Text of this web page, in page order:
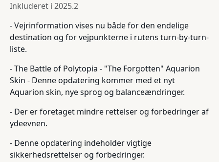
Inkluderet i 2025.2
- Vejrinformation vises nu både for den endelige
destination og for vejpunkterne i rutens turn-by-turn-
liste.
- The Battle of Polytopia - "The Forgotten" Aquarion
Skin - Denne opdatering kommer med et nyt
Aquarion skin, nye sprog og balanceændringer.
- Der er foretaget mindre rettelser og forbedringer af
ydeevnen.
- Denne opdatering indeholder vigtige
sikkerhedsrettelser og forbedringer.